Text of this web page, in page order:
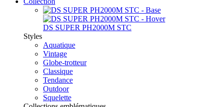
DS SUPER PH2000M STC
Styles
Aquatique
Vintage
Globe-trotteur
Classique
Tendance
Outdoor
Squelette